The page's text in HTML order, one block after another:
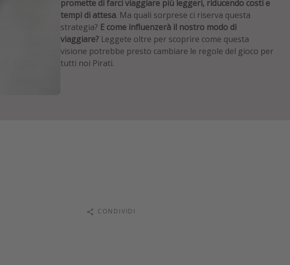
promette di farci viaggiare più leggeri, riducendo costi e
tempi di attesa. Ma quali sorprese ci riserva questa
strategia? E come influenzerà il nostro modo di
viaggiare? Leggete oltre per scoprire come questa
visione potrebbe presto cambiare le regole del gioco per
tutti noi Pirati.
CONDIVIDI